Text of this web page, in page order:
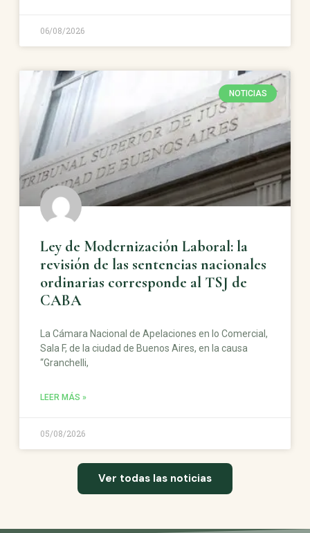
06/08/2026
NOTICIAS
Ley de Modernización Laboral: la
revisión de las sentencias nacionales
ordinarias corresponde al TSJ de
CABA
La Cámara Nacional de Apelaciones en lo Comercial,
Sala F, de la ciudad de Buenos Aires, en la causa
“Granchelli,
LEER MÁS »
05/08/2026
Ver todas las noticias